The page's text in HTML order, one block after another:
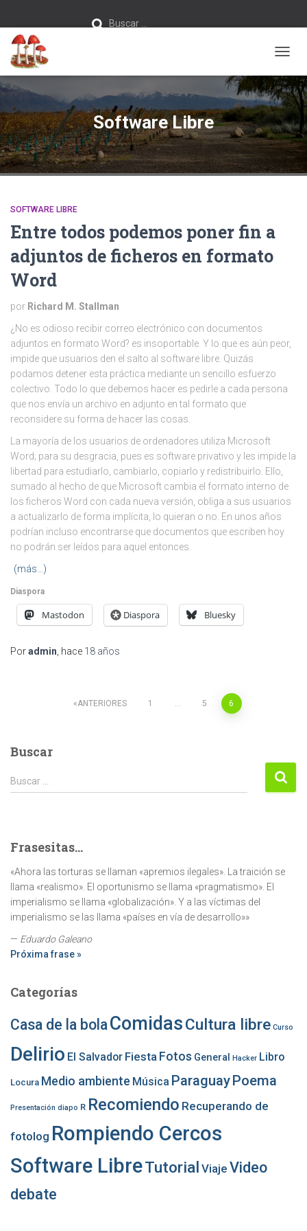
Buscar …
MODO
DE
Software Libre
SOFTWARE LIBRE
Entre todos podemos poner fin a
adjuntos de ficheros en formato
Word
por Richard M. Stallman
¿No es odioso recibir correo electrónico con documentos
adjuntos en formato Word? es insoportable. Y lo que es aún peor,
impide que usuarios den el salto al software libre. Quizás
podamos detener esta práctica mediante un sencillo esfuerzo
colectivo. Todo lo que debemos hacer es pedirle a cada persona
que nos envía un archivo en adjunto en tal formato que
reconsidere su forma de hacer las cosas.
La mayoría de los usuarios de ordenadores utiliza Microsoft
Word; para su desgracia, pues es software privativo y les impide la
libertad para estudiarlo, cambiarlo, copiarlo y redistribuirlo. Ello,
sumado al hecho de que Microsoft cambia el formato interno de
los ficheros Word con cada nueva versión, obliga a sus usuarios
a actualizarlo de forma implícita, lo quieran o no. En unos años
podrían incluso encontrarse que documentos que escriben hoy
no podrán ser leídos para aquel entonces.
(más…)
Diaspora
Mastodon Diaspora Bluesky
Poradmin , hace 18 años
Paginación
ANTERIORES 1 … 5 6
Buscar
Buscar:
Buscar …
Frasesitas...
«Ahora las torturas se llaman «apremios ilegales». La traición se
llama «realismo». El oportunismo se llama «pragmatismo». El
imperialismo se llama «globalización». Y a las víctimas del
imperialismo se las llama «países en vía de desarrollo»»
— Eduardo Galeano
Próxima frase »
Categorías
Casa de la bolaComidasCultura libre Curso
Delirio El Salvador Fiesta Fotos General Hacker Libro
Locura Medio ambiente Música ParaguayPoema
Presentación diapo R Recomiendo Recuperando de
fotolog Rompiendo Cercos
Software LibreTutorial Viaje Video
debate